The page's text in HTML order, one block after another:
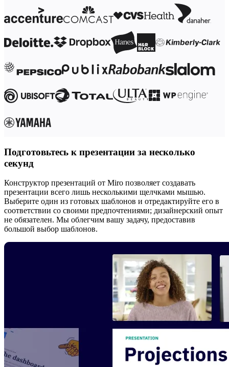
Трансформация способов работы
Цифровое взаимодействие сотрудников
Дизайн взаимодействия с пользователями и
Облачная трансформация
Ресурсы
Academy
Обучение Reforge
Сообщество и поддержка
Профессиональные сервисы Miro
Тарифы
Подготовьтесь к презентации за несколько
секунд
Конструктор презентаций от Miro позволяет создавать
презентации всего лишь несколькими щелчками мышью.
Выберите один из готовых шаблонов и отредактируйте его в
соответствии со своими предпочтениями; дизайнерский опыт
не обязателен. Мы облегчим вашу задачу, предоставив
большой выбор шаблонов.